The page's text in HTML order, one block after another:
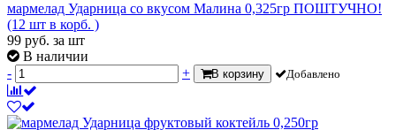
мармелад Ударница со вкусом Малина 0,325гр ПОШТУЧНО!
(12 шт в корб. )
99 руб. за шт
В наличии
-
+ В корзину Добавлено